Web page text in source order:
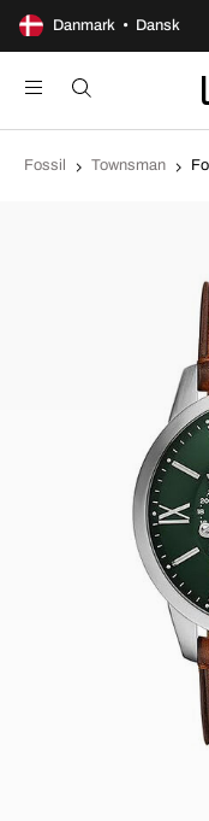
Danmark • Dansk
100 dages åbent køb
Fossil Townsman